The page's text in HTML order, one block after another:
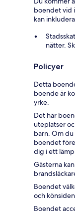
boendet vid
kan
nätter.
Policyer
Detta
boende är
yrke.
Det här
uteplatser
barn. Om
boendet
dig i ett
Gästerna
Boendet
och
Boendet